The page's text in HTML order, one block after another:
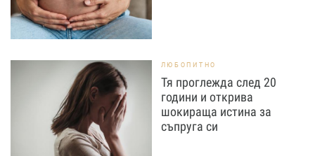
ЛЮБОПИТНО
Тя проглежда след 20
години и открива
шокираща истина за
съпруга си